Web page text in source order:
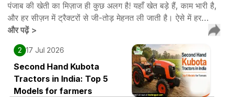
पंजाब की खेती का मिज़ाज ही कुछ अलग है! यहाँ खेत बड़े हैं, काम भारी है,
और हर सीज़न में ट्रैक्टरों से जी-तोड़ मेहनत ली जाती है। ऐसे में हर…
और पढ़ें>
2 17 Jul 2026
Second Hand Kubota
Tractors in India: Top 5
Models for farmers